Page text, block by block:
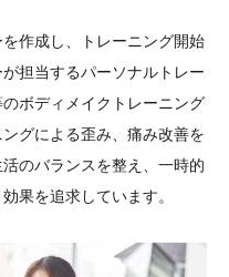
作成し、トレーニング開始
担当するパーソナルトレー
ボディメイクトレーニング
グによる歪み、痛み改善を
のバランスを整え、一時的
果を追求しています。